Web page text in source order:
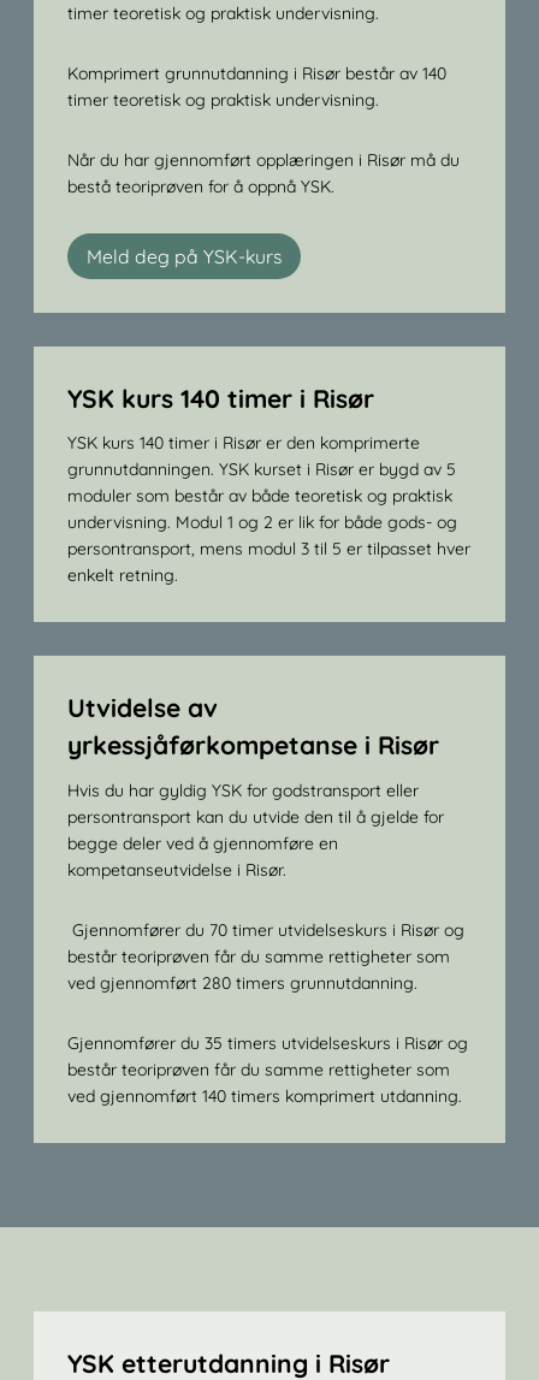
timer teoretisk og praktisk undervisning.
Komprimert grunnutdanning i Risør består av 140
timer teoretisk og praktisk undervisning.
Når du har gjennomført opplæringen i Risør må du
bestå teoriprøven for å oppnå YSK.
Meld deg på YSK-kurs
YSK kurs 140 timer i Risør
YSK kurs 140 timer i Risør er den komprimerte
grunnutdanningen. YSK kurset i Risør er bygd av 5
moduler som består av både teoretisk og praktisk
undervisning. Modul 1 og 2 er lik for både gods- og
persontransport, mens modul 3 til 5 er tilpasset hver
enkelt retning.
Utvidelse av
yrkessjåførkompetanse i Risør
Hvis du har gyldig YSK for godstransport eller
persontransport kan du utvide den til å gjelde for
begge deler ved å gjennomføre en
kompetanseutvidelse i Risør.
Gjennomfører du 70 timer utvidelseskurs i Risør og
består teoriprøven får du samme rettigheter som
ved gjennomført 280 timers grunnutdanning.
Gjennomfører du 35 timers utvidelseskurs i Risør og
består teoriprøven får du samme rettigheter som
ved gjennomført 140 timers komprimert utdanning.
YSK etterutdanning i Risør